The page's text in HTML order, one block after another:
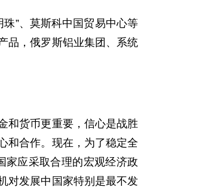
”、莫斯科中国贸易中心等
品，俄罗斯铝业集团、系统
和货币更重要，信心是战胜
和合作。现在，为了稳定全
家应采取合理的宏观经济政
对发展中国家特别是最不发